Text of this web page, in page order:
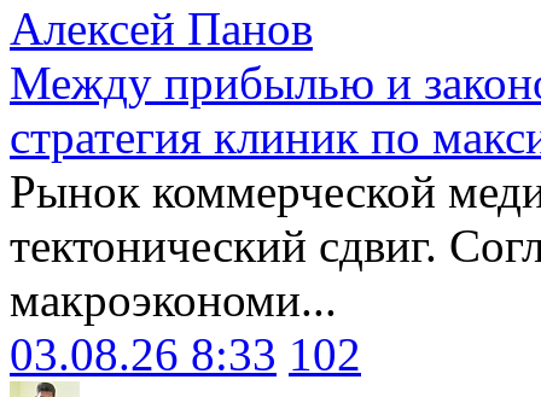
Алексей Панов
Между прибылью и
стратегия клиник по
Рынок коммерческой
тектонический сдвиг.
макроэкономи...
03.08.26 8:33 102